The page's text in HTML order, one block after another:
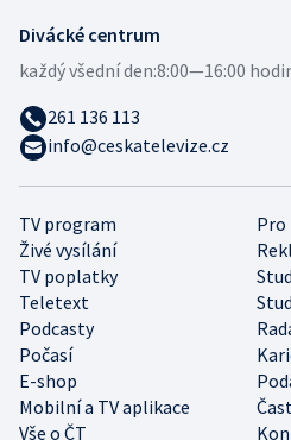
TV program
Pro
Živé vysílání
TV poplatky
Teletext
Podcasty
Počasí
E-shop
Mobilní a TV aplikace
Vše o ČT
Divácké centrum
každý všední den:8:00—16:00
261 136 113
info@ceskatelevize.cz